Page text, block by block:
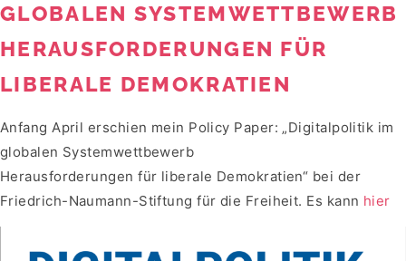
GLOBALEN SYSTEMWETTBEWERB
HERAUSFORDERUNGEN FÜR
LIBERALE DEMOKRATIEN
Anfang April erschien mein Policy Paper: „Digitalpolitik im
globalen Systemwettbewerb
Herausforderungen für liberale Demokratien“ bei der
Friedrich-Naumann-Stiftung für die Freiheit. Es kann hier